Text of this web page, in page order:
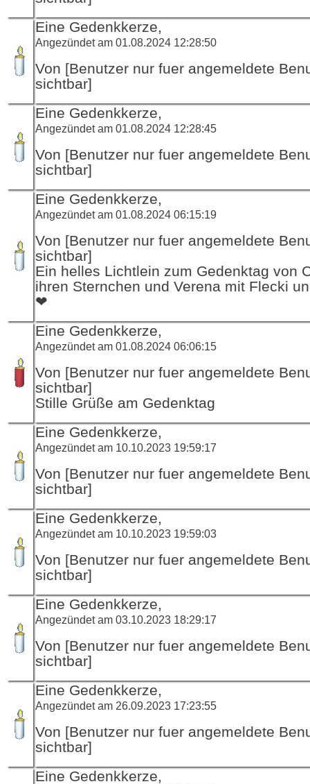
Eine Gedenkkerze,
Angezündet am 01.08.2024 12:28:50
Von [Benutzer nur fuer angemeldete
sichtbar]
Eine Gedenkkerze,
Angezündet am 01.08.2024 12:28:45
Von [Benutzer nur fuer angemeldete
sichtbar]
Eine Gedenkkerze,
Angezündet am 01.08.2024 06:15:19
Von [Benutzer nur fuer angemeldete
sichtbar]
Ein helles Lichtlein zum Gedenktag von
ihren Sternchen und Verena mit Flecki
❤
Eine Gedenkkerze,
Angezündet am 01.08.2024 06:06:15
Von [Benutzer nur fuer angemeldete
sichtbar]
Stille Grüße am Gedenktag
Eine Gedenkkerze,
Angezündet am 10.10.2023 19:59:17
Von [Benutzer nur fuer angemeldete
sichtbar]
Eine Gedenkkerze,
Angezündet am 10.10.2023 19:59:03
Von [Benutzer nur fuer angemeldete
sichtbar]
Eine Gedenkkerze,
Angezündet am 03.10.2023 18:29:17
Von [Benutzer nur fuer angemeldete
sichtbar]
Eine Gedenkkerze,
Angezündet am 26.09.2023 17:23:55
Von [Benutzer nur fuer angemeldete
sichtbar]
Eine Gedenkkerze,